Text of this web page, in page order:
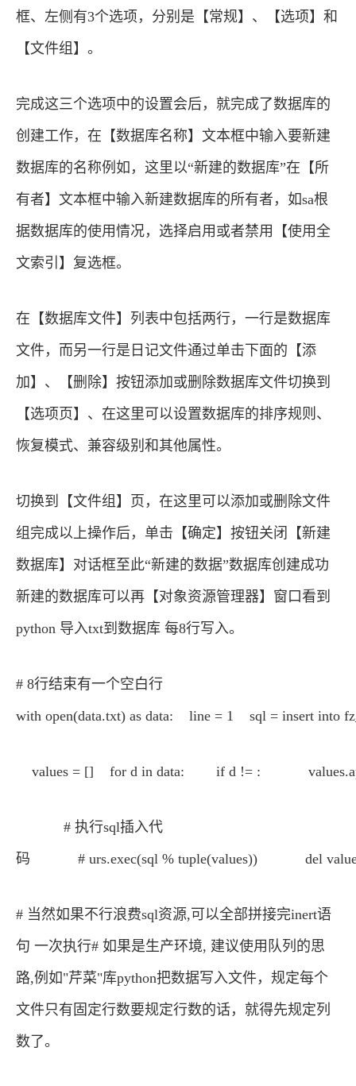
框、左侧有3个选项，分别是【常规】、【选项】和
【文件组】。
完成这三个选项中的设置会后，就完成了数据库的
创建工作，在【数据库名称】文本框中输入要新建
数据库的名称例如，这里以“新建的数据库”在【所
有者】文本框中输入新建数据库的所有者，如sa根
据数据库的使用情况，选择启用或者禁用【使用全
文索引】复选框。
在【数据库文件】列表中包括两行，一行是数据库
文件，而另一行是日记文件通过单击下面的【添
加】、【删除】按钮添加或删除数据库文件切换到
【选项页】、在这里可以设置数据库的排序规则、
恢复模式、兼容级别和其他属性。
切换到【文件组】页，在这里可以添加或删除文件
组完成以上操作后，单击【确定】按钮关闭【新建
数据库】对话框至此“新建的数据”数据库创建成功
新建的数据库可以再【对象资源管理器】窗口看到
python 导入txt到数据库 每8行写入。
# 8行结束有一个空白行
with open(data.txt) as data: line = 1 sql = insert into
values = [] for d in data: if d != :
# 执行sql插入代
码 # urs.exec(sql % tuple(values)) del
# 当然如果不行浪费sql资源,可以全部拼接完inert语
句 一次执行# 如果是生产环境, 建议使用队列的思
路,例如"芹菜"库python把数据写入文件，规定每个
文件只有固定行数要规定行数的话，就得先规定列
数了。